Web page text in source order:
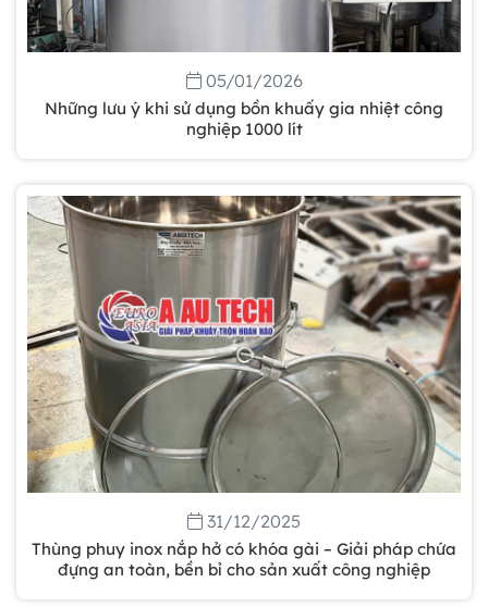
05/01/2026
Những lưu ý khi sử dụng bồn khuấy gia nhiệt công
nghiệp 1000 lít
31/12/2025
Thùng phuy inox nắp hở có khóa gài – Giải pháp chứa
đựng an toàn, bền bỉ cho sản xuất công nghiệp